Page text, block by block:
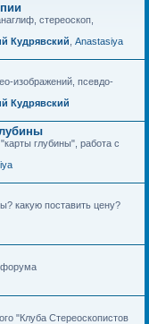
стереоскоп,
Кудрявский Anastasiya
изображений, псевдо-
Кудрявский
глубины", работа с
какую поставить цену?
форума
"Клуба Стереоскопистов